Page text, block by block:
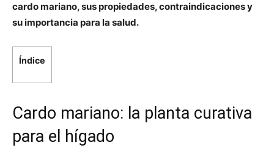
cardo mariano, sus propiedades, contraindicaciones y
su importancia para la salud.
Índice
Cardo mariano: la planta curativa
para el hígado